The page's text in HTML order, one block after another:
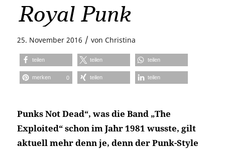
Royal Punk
25. November 2016 / von Christina
teilen teilen teilen
merken 0 teilen teilen
Punks Not Dead“, was die Band „The
Exploited“ schon im Jahr 1981 wusste, gilt
aktuell mehr denn je, denn der Punk-Style